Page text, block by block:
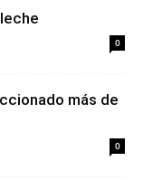
0
más de
0